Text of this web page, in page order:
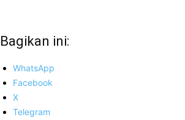
Bagikan ini:
WhatsApp
Facebook
X
Telegram